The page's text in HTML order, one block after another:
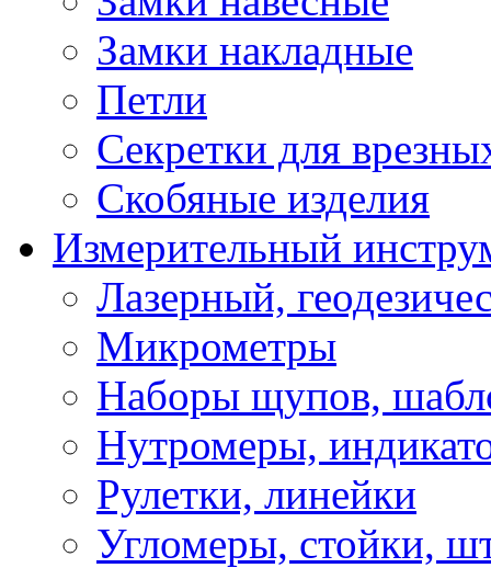
Замки накладные
Петли
Секретки для
Скобяные изделия
Измерительный
Лазерный,
Микрометры
Наборы щупов,
Нутромеры,
Рулетки, линейки
Угломеры, стойки,